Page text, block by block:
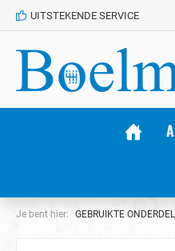
hoofdinhoud
UITSTEKENDE SERVICE
Je bent hier: GEBRUIKTE